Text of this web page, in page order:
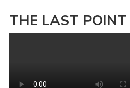
THE LAST POINT